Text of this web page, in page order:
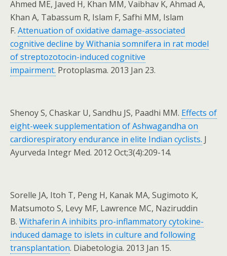
Ahmed ME, Javed H, Khan MM, Vaibhav K, Ahmad A,
Khan A, Tabassum R, Islam F, Safhi MM, Islam
F. Attenuation of oxidative damage-associated
cognitive decline by Withania somnifera in rat model
of streptozotocin-induced cognitive
impairment. Protoplasma. 2013 Jan 23.
Shenoy S, Chaskar U, Sandhu JS, Paadhi MM. Effects of
eight-week supplementation of Ashwagandha on
cardiorespiratory endurance in elite Indian cyclists. J
Ayurveda Integr Med. 2012 Oct;3(4):209-14.
Sorelle JA, Itoh T, Peng H, Kanak MA, Sugimoto K,
Matsumoto S, Levy MF, Lawrence MC, Naziruddin
B. Withaferin A inhibits pro-inflammatory cytokine-
induced damage to islets in culture and following
transplantation. Diabetologia. 2013 Jan 15.